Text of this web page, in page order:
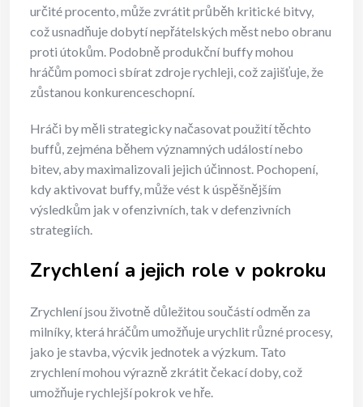
určité procento, může zvrátit průběh kritické bitvy,
což usnadňuje dobytí nepřátelských měst nebo obranu
proti útokům. Podobně produkční buffy mohou
hráčům pomoci sbírat zdroje rychleji, což zajišťuje, že
zůstanou konkurenceschopní.
Hráči by měli strategicky načasovat použití těchto
buffů, zejména během významných událostí nebo
bitev, aby maximalizovali jejich účinnost. Pochopení,
kdy aktivovat buffy, může vést k úspěšnějším
výsledkům jak v ofenzivních, tak v defenzivních
strategiích.
Zrychlení a jejich role v pokroku
Zrychlení jsou životně důležitou součástí odměn za
milníky, která hráčům umožňuje urychlit různé procesy,
jako je stavba, výcvik jednotek a výzkum. Tato
zrychlení mohou výrazně zkrátit čekací doby, což
umožňuje rychlejší pokrok ve hře.